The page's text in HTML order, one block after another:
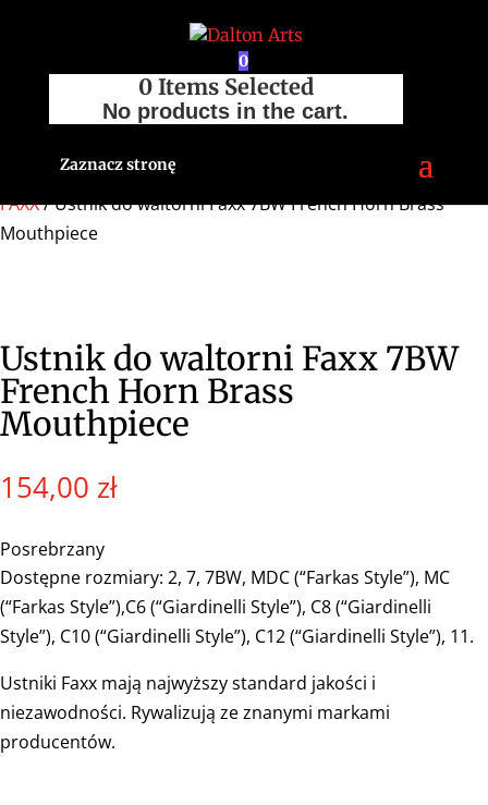
0
0 Items Selected
No products in the cart.
Zaznacz stronę
Strona główna/Sklep Waltornia
FAXX/ Ustnik do waltorni Faxx 7BW French Horn Brass
Mouthpiece
Ustnik do waltorni Faxx 7BW
French Horn Brass
Mouthpiece
154,00 zł
Posrebrzany
Dostępne rozmiary: 2, 7, 7BW, MDC (“Farkas Style”), MC
(“Farkas Style”),C6 (“Giardinelli Style”), C8 (“Giardinelli
Style”), C10 (“Giardinelli Style”), C12 (“Giardinelli Style”), 11.
Ustniki Faxx mają najwyższy standard jakości i
niezawodności. Rywalizują ze znanymi markami
producentów.